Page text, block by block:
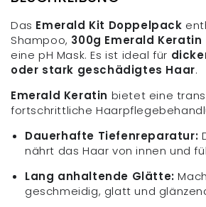
Emerald
Kit
Emerald
Kit
Das Emerald Kit Doppelpack
Shampoo, 300g Emerald Keratin
eine pH Mask. Es ist ideal für
oder stark geschädigtes Haar.
Emerald Keratin bietet eine
fortschrittliche
Dauerhafte Tiefenreparatur:
nährt das Haar von innen und
Lang anhaltende Glätte:
geschmeidig, glatt und